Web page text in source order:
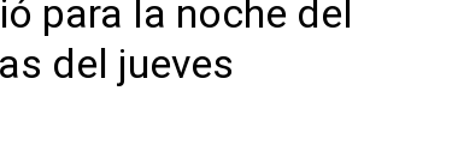
para la noche del
del jueves